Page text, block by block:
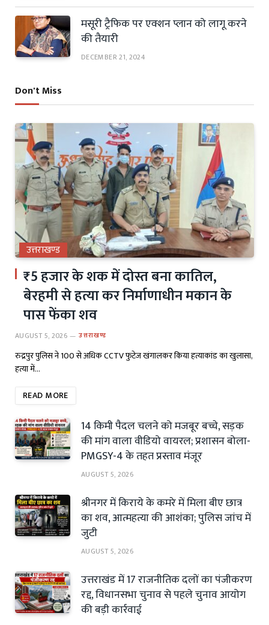
मसूरी ट्रैफिक पर एक्शन प्लान को लागू करने
की तैयारी
DECEMBER 21, 2024
Don't Miss
उत्तराखण्ड
₹5 हजार के शक में दोस्त बना कातिल,
बेरहमी से हत्या कर निर्माणाधीन मकान के
पास फेंका शव
AUGUST 5, 2026 उत्तराखण्ड
रुद्रपुर पुलिस ने 100 से अधिक CCTV फुटेज खंगालकर किया हत्याकांड का खुलासा,
हत्या में…
READ MORE
14 किमी पैदल चलने को मजबूर बच्चे, सड़क
की मांग वाला वीडियो वायरल; प्रशासन बोला-
PMGSY-4 के तहत प्रस्ताव मंजूर
AUGUST 5, 2026
श्रीनगर में किराये के कमरे में मिला बीए छात्र
का शव, आत्महत्या की आशंका; पुलिस जांच में
जुटी
AUGUST 5, 2026
उत्तराखंड में 17 राजनीतिक दलों का पंजीकरण
रद्द, विधानसभा चुनाव से पहले चुनाव आयोग
की बड़ी कार्रवाई